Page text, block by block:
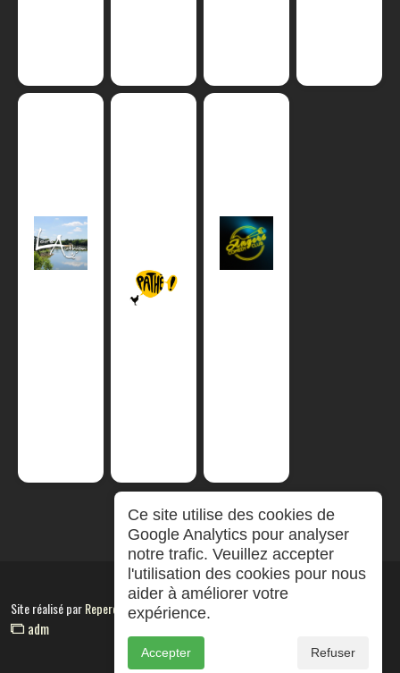
Site réalisé parRepereCom
adm
Ce site utilise des cookies de
Google Analytics pour analyser
notre trafic. Veuillez accepter
l'utilisation des cookies pour nous
aider à améliorer votre
expérience.
Accepter Refuser